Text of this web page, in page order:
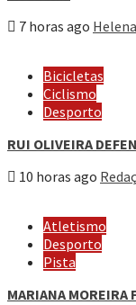
7 horas ago
Bicicletas
Ciclismo
Desporto
RUI OLIVEIRA
10 horas ago
Atletismo
Desporto
Pista
MARIANA MOREIRA